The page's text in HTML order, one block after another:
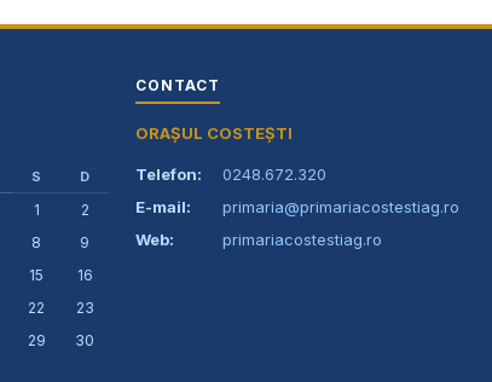
S D
1
2
8
9
15
16
22
23
29
30
CONTACT
ORAȘUL COSTEȘTI
Telefon:
0248.672.320
E-mail:
primaria@primariacostestiag.ro
Web:
primariacostestiag.ro